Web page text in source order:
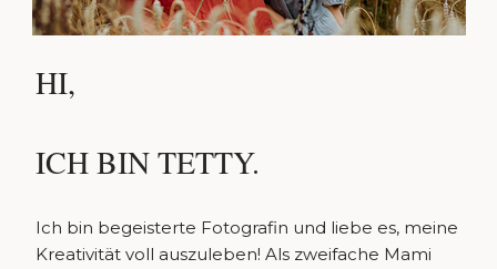
HI,
ICH BIN TETTY.
Ich bin begeisterte Fotografin und liebe es, meine
Kreativität voll auszuleben! Als zweifache Mami